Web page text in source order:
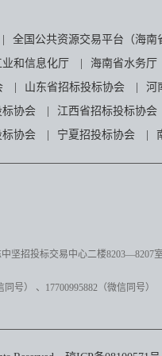
全国公共资源交易平台（海南
和信息化厅
海南省水务厅
山东省招标投标协会
河
协会
江西省招标投标协会
标协会 宁夏招投标协会
坚招投标交易中心二楼8203—8207
号）
、17700995882 （微信同号）